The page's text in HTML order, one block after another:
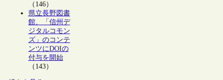
（146）
県立長野図書
館、「信州デ
ジタルコモン
ズ」のコンテ
ンツにDOIの
付与を開始
（143）